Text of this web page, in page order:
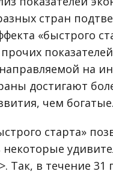
стран
«быстрого
на
достигают
чем богатые.
старта»
некоторые
Так, в течение 31